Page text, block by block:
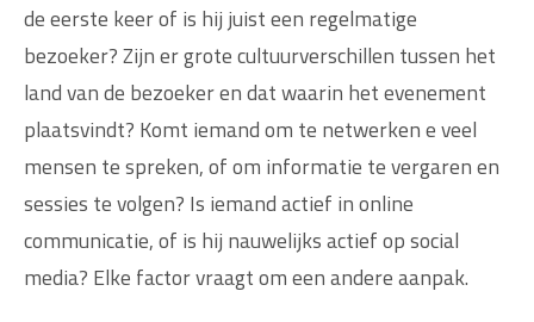
de eerste keer of is hij juist een regelmatige
bezoeker? Zijn er grote cultuurverschillen tussen het
land van de bezoeker en dat waarin het evenement
plaatsvindt? Komt iemand om te netwerken e veel
mensen te spreken, of om informatie te vergaren en
sessies te volgen? Is iemand actief in online
communicatie, of is hij nauwelijks actief op social
media? Elke factor vraagt om een andere aanpak.